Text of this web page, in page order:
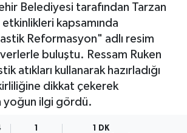
Belediyesi tarafından Tarzan
kapsamında
Reformasyon" adlı resim
buluştu. Ressam Ruken
atıkları kullanarak hazırladığı
dikkat çekerek
ilgi gördü.
1 1 DK
Haberleri